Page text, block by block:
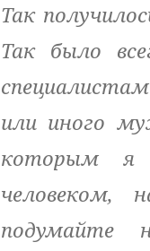
Так
Так было
или иного
которым я
человеком,
подумайте